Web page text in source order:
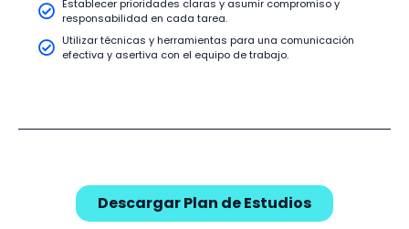
Establecer prioridades claras y asumir compromiso y
responsabilidad en cada tarea.
Utilizar técnicas y herramientas para una comunicación
efectiva y asertiva con el equipo de trabajo.
Descargar Plan de Estudios